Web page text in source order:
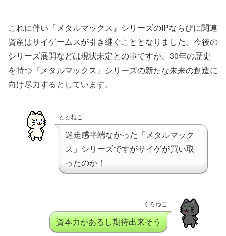
これに伴い『メタルマックス』シリーズのIPならびに関連
資産はサイゲームスが引き継ぐこととなりました。今後の
シリーズ展開などは現状未定との事ですが、30年の歴史
を持つ『メタルマックス』シリーズの新たな未来の創造に
向け尽力するとしています。
ととねこ
迷走感半端なかった「メタルマック
ス」シリーズですがサイゲが買い取
ったのか！
くろねこ
資本力があるし期待出来そう